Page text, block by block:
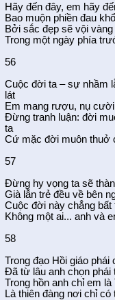
Hãy đến đây, em hãy
Bao muộn phiền đau
Bởi sắc đẹp sẽ vội vàng
Trong một ngày phía
56
Cuộc đời ta – sự nhầm
lát
Em mang rượu, nụ
Đừng tranh luận: đời
ta
Cứ mặc đời muôn thuở
57
Đừng hy vọng ta sẽ
Già lẫn trẻ đều về bên
Cuộc đời này chẳng bất
Không một ai... anh và
58
Trong đạo Hồi giáo phái
Đã từ lâu anh chọn phái
Trong hồn anh chỉ em
Là thiên đàng nơi chỉ có